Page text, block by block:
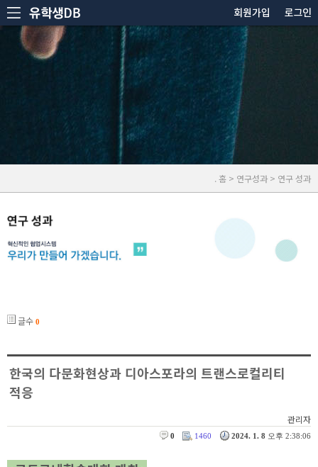
. 홈 > 연구성과 > 연구 성과
글수 0
한국의 다문화현상과 디아스포라의 트랜스로컬리티
적응
관리자
2024. 1. 8 오후 2:38:06
1460
0